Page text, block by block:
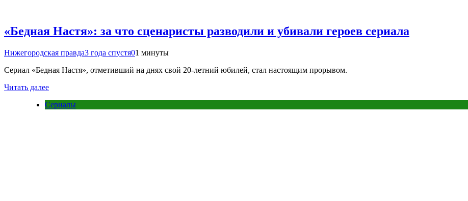
«Бедная Настя»: за что сценаристы разводили и убивали героев сериала
Нижегородская правда3 года спустя01 минуты
Сериал «Бедная Настя», отметивший на днях свой 20-летний юбилей, стал настоящим прорывом.
Читать далее
Сериалы